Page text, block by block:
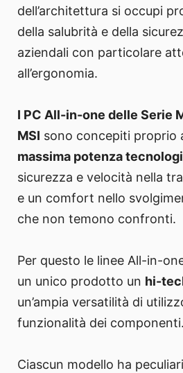
dell’architettura si occupi
della salubrità e della
aziendali con particolare
all’ergonomia.
I PC All-in-one delle Serie
MSI sono concepiti proprio
massima potenza
sicurezza e velocità nella
e un comfort nello
che non temono confronti.
Per questo le linee All-in-
un unico prodotto un hi-
un’ampia versatilità di
funzionalità dei componenti.
Ciascun modello ha